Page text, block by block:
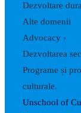
Dezvoltare
Alte domenii
Advocacy ›
Dezvoltarea
Programe și
culturale.
Unschool of